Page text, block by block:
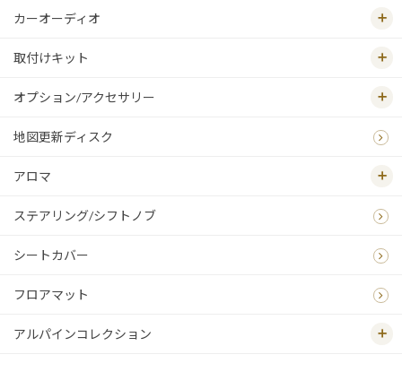
カーオーディオ
取付けキット
オプション/アクセサリー
地図更新ディスク
アロマ
ステアリング/シフトノブ
シートカバー
フロアマット
アルパインコレクション